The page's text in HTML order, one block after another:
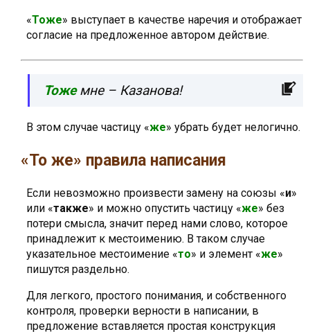
«Тоже» выступает в качестве наречия и отображает
согласие на предложенное автором действие.
Тожемне – Казанова!
В этом случае частицу «же» убрать будет нелогично.
«То же» правила написания
Если невозможно произвести замену на союзы «и»
или «также» и можно опустить частицу «же» без
потери смысла, значит перед нами слово, которое
принадлежит к местоимению. В таком случае
указательное местоимение «то» и элемент «же»
пишутся раздельно.
Для легкого, простого понимания, и собственного
контроля, проверки верности в написании, в
предложение вставляется простая конструкция